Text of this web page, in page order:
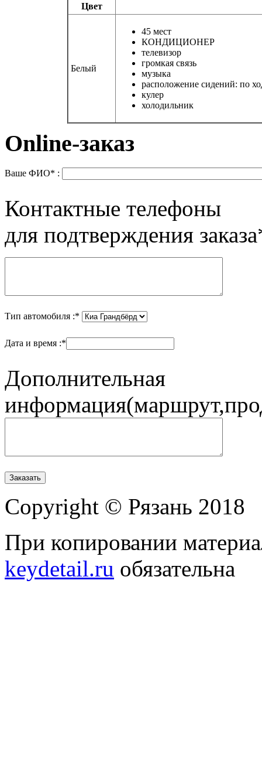
Цвет
Белый
45 мест
КОНДИЦИОНЕР
телевизор
громкая связь
музыка
расположение сидений: по
кулер
холодильник
Online-заказ
Ваше ФИО* :
Контактные телефоны
для подтверждения
Тип автомобиля :*
Дата и время :*
Дополнительная
Copyright © Рязань 2018
При копировании
keydetail.ru обязательна